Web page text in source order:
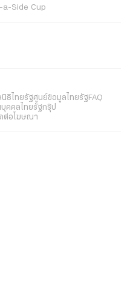
a-Side Cup
นิธิไทยรัฐศูนย์ข้อมูลไทยรัฐFAQ
คคลไทยรัฐกรุ๊ป
ต่อโฆษณา